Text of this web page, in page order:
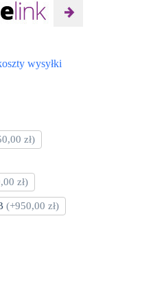
wysyłki
zł)
zł)
(+950,00 zł)